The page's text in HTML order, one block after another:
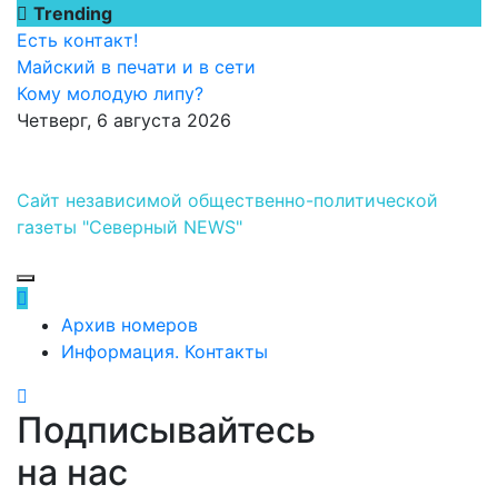
Перейти
содержимому
Trending
Есть контакт!
Майский в печати и в сети
Кому молодую липу?
Четверг, 6 августа 2026
Сайт независимой общественно-политической
газеты "Северный NEWS"
Архив номеров
Информация. Контакты
Подписывайтесь
на нас